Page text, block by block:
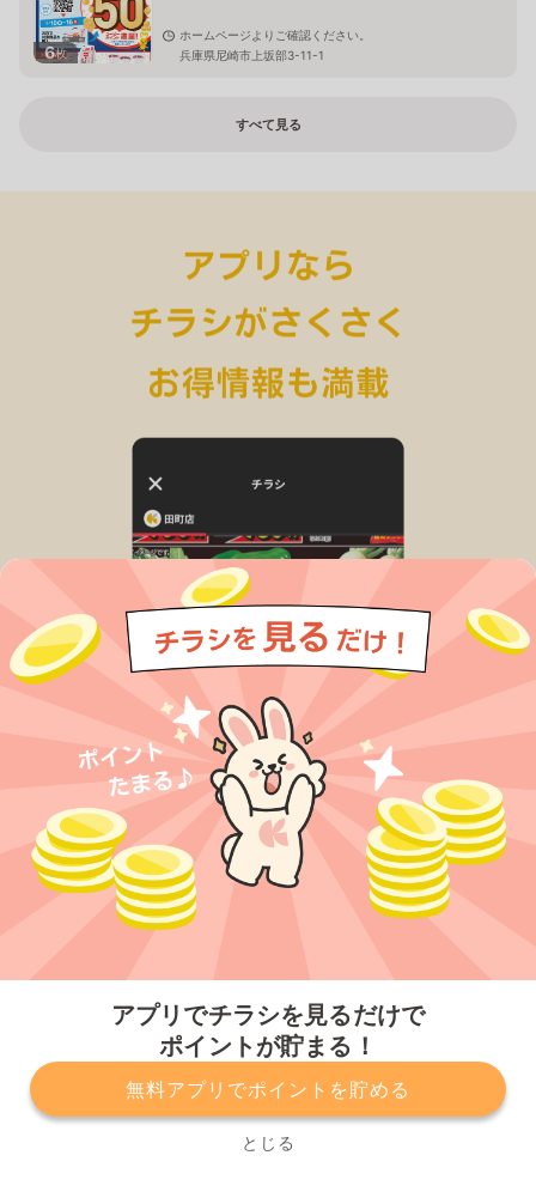
アプリでチラシを見るだけで
ポイントが貯まる！
無料アプリでポイントを貯める
とじる
6枚
ホームページよりご確認ください。
兵庫県尼崎市上坂部3-11-1
すべて見る
プライバシーポリシー 利用規約
運営会社
サービスに関してのお問い合わせ